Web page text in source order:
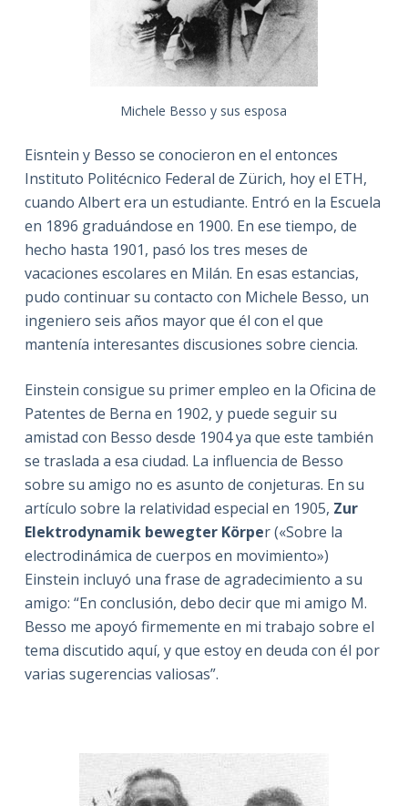
Michele Besso y sus esposa
Eisntein y Besso se conocieron en el entonces
Instituto Politécnico Federal de Zürich, hoy el ETH,
cuando Albert era un estudiante. Entró en la Escuela
en 1896 graduándose en 1900. En ese tiempo, de
hecho hasta 1901, pasó los tres meses de
vacaciones escolares en Milán. En esas estancias,
pudo continuar su contacto con Michele Besso, un
ingeniero seis años mayor que él con el que
mantenía interesantes discusiones sobre ciencia.
Einstein consigue su primer empleo en la Oficina de
Patentes de Berna en 1902, y puede seguir su
amistad con Besso desde 1904 ya que este también
se traslada a esa ciudad. La influencia de Besso
sobre su amigo no es asunto de conjeturas. En su
artículo sobre la relatividad especial en 1905, Zur
Elektrodynamik bewegter Körper («Sobre la
electrodinámica de cuerpos en movimiento»)
Einstein incluyó una frase de agradecimiento a su
amigo: “En conclusión, debo decir que mi amigo M.
Besso me apoyó firmemente en mi trabajo sobre el
tema discutido aquí, y que estoy en deuda con él por
varias sugerencias valiosas”.